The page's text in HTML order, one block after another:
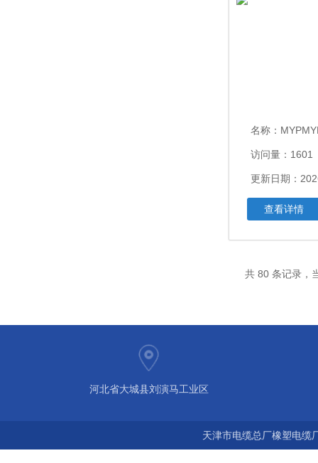
名称： MYPMYP0.66/
访问量：1601
更新日期：
查看详情
共 80 条记录
河北省大城县刘演马工业区
天津市电缆总厂橡塑电